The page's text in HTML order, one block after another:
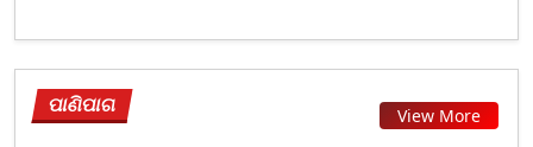
ପାଣିପାଗ View More